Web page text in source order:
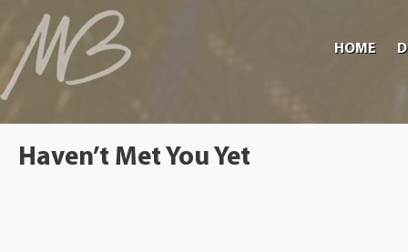
HOME
Haven’t Met You Yet